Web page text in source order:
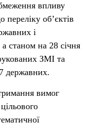
впливу
об’єктів
і
станом на 28 січня
ЗМІ та
державних.
вимог